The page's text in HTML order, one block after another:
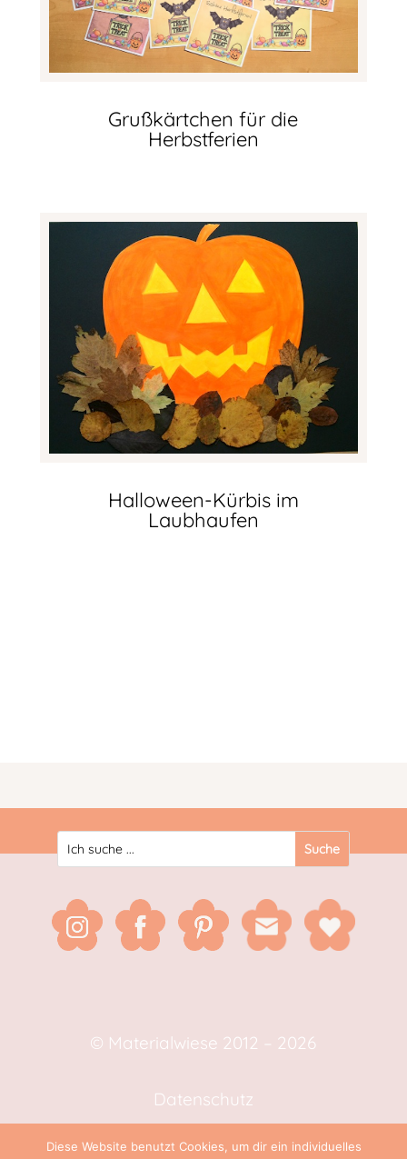
Grußkärtchen für die
Herbstferien
Halloween-Kürbis im
Laubhaufen
© Materialwiese 2012 – 2026
Datenschutz
Diese Website benutzt Cookies, um dir ein individuelles